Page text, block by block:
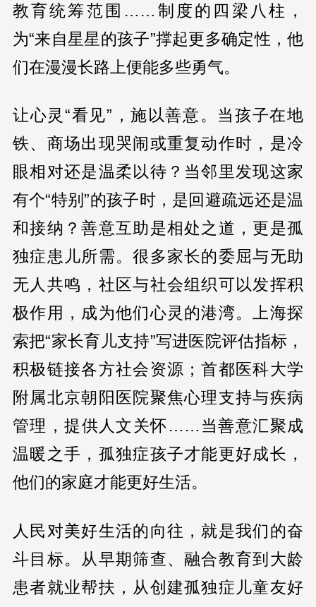
教育统筹范围……制度的四梁八柱，
为“来自星星的孩子”撑起更多确定性，他
们在漫漫长路上便能多些勇气。
让心灵“看见”，施以善意。当孩子在地
铁、商场出现哭闹或重复动作时，是冷
眼相对还是温柔以待？当邻里发现这家
有个“特别”的孩子时，是回避疏远还是温
和接纳？善意互助是相处之道，更是孤
独症患儿所需。很多家长的委屈与无助
无人共鸣，社区与社会组织可以发挥积
极作用，成为他们心灵的港湾。上海探
索把“家长育儿支持”写进医院评估指标，
积极链接各方社会资源；首都医科大学
附属北京朝阳医院聚焦心理支持与疾病
管理，提供人文关怀……当善意汇聚成
温暖之手，孤独症孩子才能更好成长，
他们的家庭才能更好生活。
人民对美好生活的向往，就是我们的奋
斗目标。从早期筛查、融合教育到大龄
患者就业帮扶，从创建孤独症儿童友好